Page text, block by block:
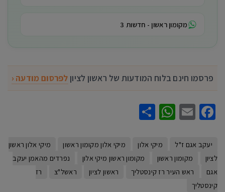
מקומון ראשון - חדשות 3
פרסמו חינם בלוח המודעות של ראשון לציון לפרסום מודעה ‹
Facebook
Email
WhatsApp
יעקב אגם ז"ל מיקי אלון מיקי אלון מקומון ראשון
מיקי אלון ראשון
לציון
מקומון ראשון מקומון ראשון מיקי אלון
נפרדים מהאמן יעקב
אגם
ראש העיר רז קינסטליך ראשון לציון ראשל"צ
רז
קינסטליך